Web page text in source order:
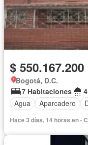
$ 550.167.200
Bogotá, D.C.
7 Habitaciones
Agua
Aparcadero
Hace 3 días, 14 horas en -